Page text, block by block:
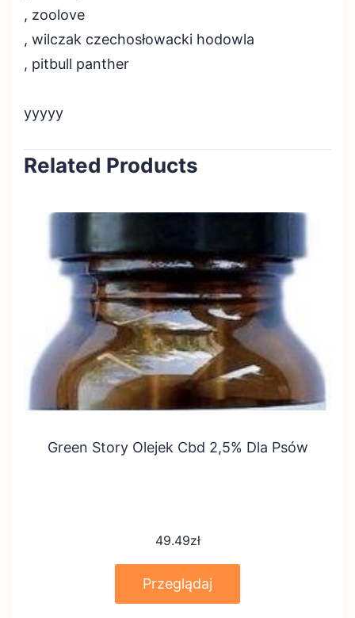
, zoolove
, wilczak czechosłowacki hodowla
, pitbull panther
yyyyy
Related Products
Green Story Olejek Cbd 2,5% Dla Psów
49.49zł
Przeglądaj